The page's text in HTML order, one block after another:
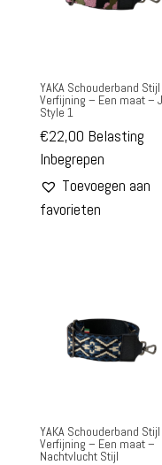
YAKA Schouderband
Verfijning – Een maat –
Style 1
€22,00 Belasting
Inbegrepen
Toevoegen aan
favorieten
YAKA Schouderband
Verfijning – Een maat –
Nachtvlucht Stijl